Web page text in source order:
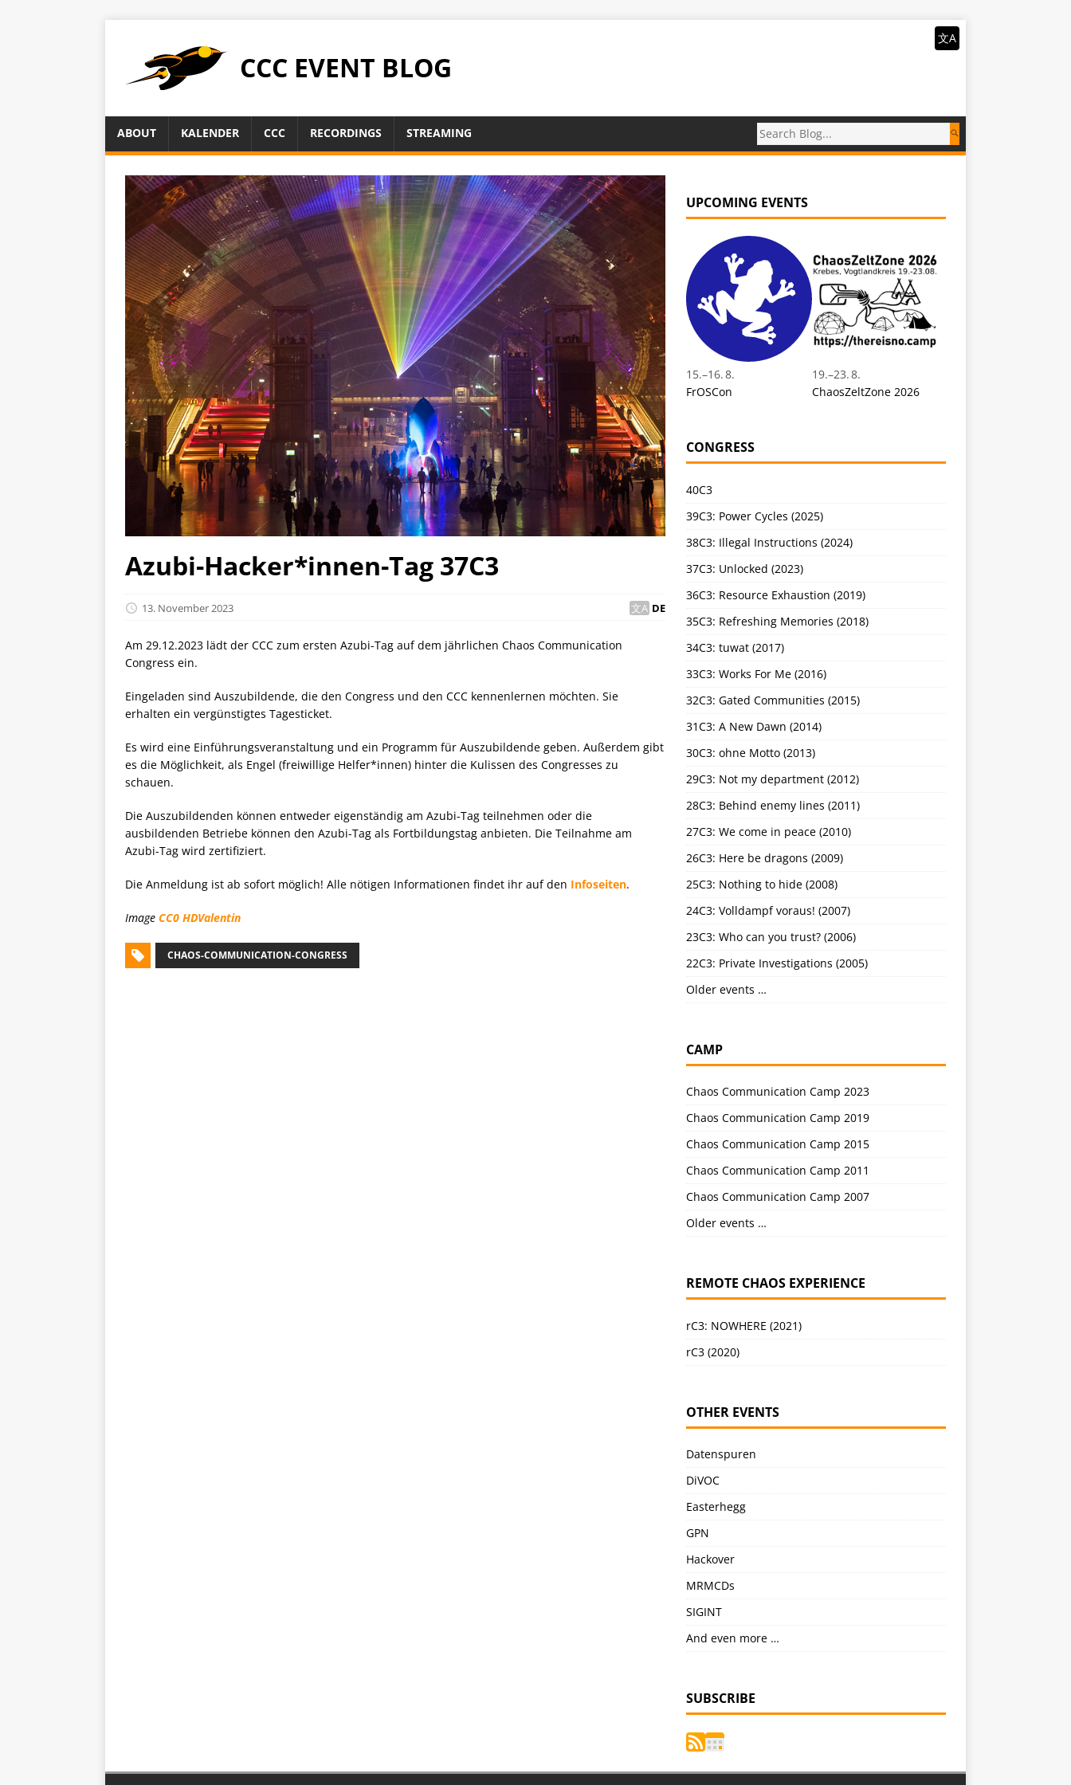
CCC EVENT BLOG
文A
ABOUT KALENDER CCC RECORDINGS STREAMING
Azubi-Hacker*innen-Tag 37C3
13. November 2023 DE
Am 29.12.2023 lädt der CCC zum ersten Azubi-Tag auf dem jährlichen Chaos Communication
Congress ein.
Eingeladen sind Auszubildende, die den Congress und den CCC kennenlernen möchten. Sie
erhalten ein vergünstigtes Tagesticket.
Es wird eine Einführungsveranstaltung und ein Programm für Auszubildende geben. Außerdem gibt
es die Möglichkeit, als Engel (freiwillige Helfer*innen) hinter die Kulissen des Congresses zu
schauen.
Die Auszubildenden können entweder eigenständig am Azubi-Tag teilnehmen oder die
ausbildenden Betriebe können den Azubi-Tag als Fortbildungstag anbieten. Die Teilnahme am
Azubi-Tag wird zertifiziert.
Die Anmeldung ist ab sofort möglich! Alle nötigen Informationen findet ihr auf den Infoseiten.
Image CC0 HDValentin
CHAOS-COMMUNICATION-CONGRESS
UPCOMING EVENTS
15.–16. 8.
FrOSCon
19.–23. 8.
ChaosZeltZone 2026
CONGRESS
40C3
39C3: Power Cycles (2025)
38C3: Illegal Instructions (2024)
37C3: Unlocked (2023)
36C3: Resource Exhaustion (2019)
35C3: Refreshing Memories (2018)
34C3: tuwat (2017)
33C3: Works For Me (2016)
32C3: Gated Communities (2015)
31C3: A New Dawn (2014)
30C3: ohne Motto (2013)
29C3: Not my department (2012)
28C3: Behind enemy lines (2011)
27C3: We come in peace (2010)
26C3: Here be dragons (2009)
25C3: Nothing to hide (2008)
24C3: Volldampf voraus! (2007)
23C3: Who can you trust? (2006)
22C3: Private Investigations (2005)
Older events …
CAMP
Chaos Communication Camp 2023
Chaos Communication Camp 2019
Chaos Communication Camp 2015
Chaos Communication Camp 2011
Chaos Communication Camp 2007
Older events …
REMOTE CHAOS EXPERIENCE
rC3: NOWHERE (2021)
rC3 (2020)
OTHER EVENTS
Datenspuren
DiVOC
Easterhegg
GPN
Hackover
MRMCDs
SIGINT
And even more …
SUBSCRIBE